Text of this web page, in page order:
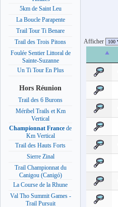
5km de Saint Leu
La Boucle Parapente
Trail Tour Ti Benare
Trail des Trois Pitons
Foulée Sentier Littoral de
Sainte-Suzanne
Un Ti Tour En Plus
Hors Réunion
Trail des 6 Burons
Méribel Trails et Km
Vertical
Championnat France de
Km Vertical
Trail des Hauts Forts
Sierre Zinal
Trail Championnat du
Canigou (Canigó)
La Course de la Rhune
Val Tho Summit Games -
Trail Pursuit
Afficher